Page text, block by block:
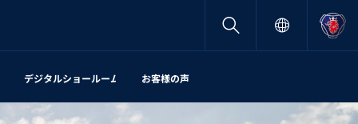
デジタルショールーム お客様の声